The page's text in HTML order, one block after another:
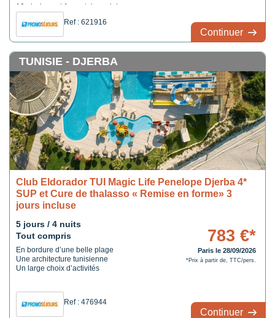
10 piscines et 1 court de padel
Ref : 621916
Continuer
TUNISIE - DJERBA
Club Eldorador TUI Magic Life Penelope Djerba 4*
SUP et Cure de thalasso « Remise en forme» 3
jours incluse
5 jours / 4 nuits
Tout compris
En bordure d’une belle plage
Une architecture tunisienne
Un large choix d’activités
Ref : 476944
783 €*
Paris le 28/09/2026
*Prix à partir de, TTC/pers.
Continuer